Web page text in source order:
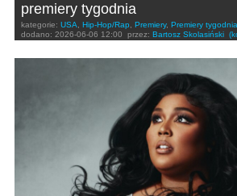
premiery tygodnia
kategorie: USA, Hip-Hop/Rap, Premiery, Premiery tygodnia
dodano: 2026-06-06 12:00 przez: Bartosz Skolasiński